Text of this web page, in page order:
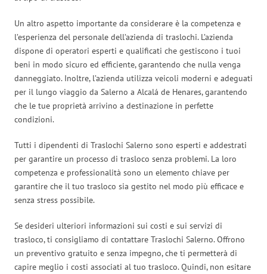
Un altro aspetto importante da considerare è la competenza e
l’esperienza del personale dell’azienda di traslochi. L’azienda
dispone di operatori esperti e qualificati che gestiscono i tuoi
beni in modo sicuro ed efficiente, garantendo che nulla venga
danneggiato. Inoltre, l’azienda utilizza veicoli moderni e adeguati
per il lungo viaggio da Salerno a Alcalá de Henares, garantendo
che le tue proprietà arrivino a destinazione in perfette
condizioni.
Tutti i dipendenti di Traslochi Salerno sono esperti e addestrati
per garantire un processo di trasloco senza problemi. La loro
competenza e professionalità sono un elemento chiave per
garantire che il tuo trasloco sia gestito nel modo più efficace e
senza stress possibile.
Se desideri ulteriori informazioni sui costi e sui servizi di
trasloco, ti consigliamo di contattare Traslochi Salerno. Offrono
un preventivo gratuito e senza impegno, che ti permetterà di
capire meglio i costi associati al tuo trasloco. Quindi, non esitare